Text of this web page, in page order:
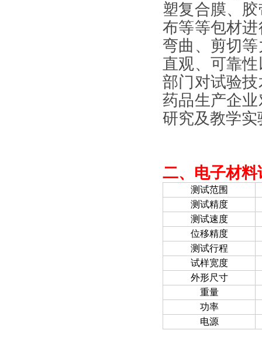
塑复合膜、
布等等包材
弯曲、剪切
直观、可靠
部门对试验
药品生产企
研究及教学实
二、 电子材
测试范围
测试精度
测试速度
位移精度
测试行程
试样宽度
外形尺寸
重量
功率
电源